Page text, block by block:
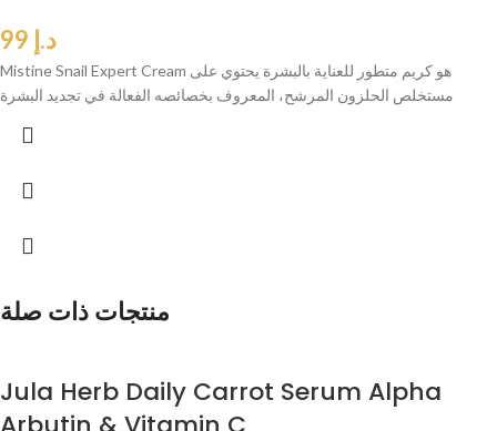
د.إ
Mistine Snail Expert Cream هو كريم متطور للعناية بالبشرة يحتوي على
مستخلص الحلزون المرشح، المعروف بخصائصه الفعالة في تجديد البشرة
منتجات ذات صلة
Jula Herb Daily Carrot Serum Alpha